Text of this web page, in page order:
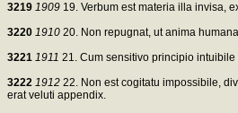
3219 1909 19. Verbum est materia illa invisa,
3220 1910 20. Non repugnat, ut anima
3221 1911 21. Cum sensitivo principio
3222 1912 22. Non est cogitatu impossibile,
erat veluti appendix.